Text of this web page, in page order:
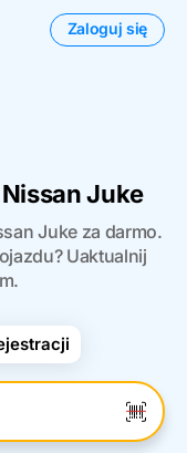
Zaloguj się
Juke
Juke za darmo.
Uaktualnij